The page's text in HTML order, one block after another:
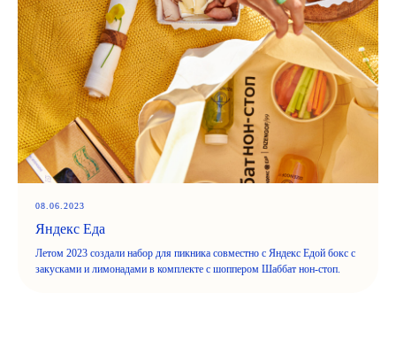
08.06.2023
Яндекс Еда
Летом 2023 создали набор для пикника совместно с Яндекс Едой бокс с
закусками и лимонадами в комплекте с шоппером Шаббат нон-стоп.